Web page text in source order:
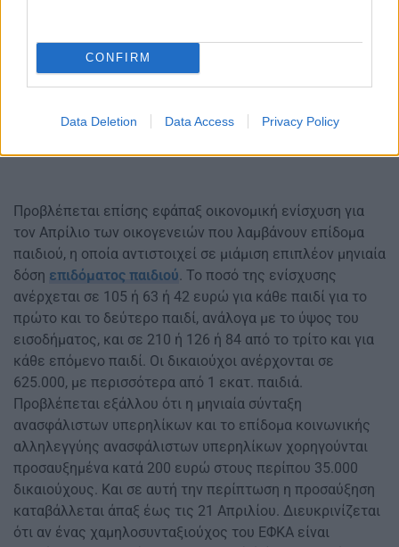
CONFIRM
Data Deletion Data Access Privacy Policy
Προβλέπεται επίσης εφάπαξ οικονομική ενίσχυση για
τον Απρίλιο των οικογενειών που λαμβάνουν επίδομα
παιδιού, η οποία αντιστοιχεί σε μιάμιση επιπλέον μηνιαία
δόση επιδόματος παιδιού. Το ποσό της ενίσχυσης
ανέρχεται σε 105 ή 63 ή 42 ευρώ για κάθε παιδί για το
πρώτο και το δεύτερο παιδί, ανάλογα με το ύψος του
εισοδήματος, και σε 210 ή 126 ή 84 από το τρίτο και για
κάθε επόμενο παιδί. Οι δικαιούχοι ανέρχονται σε
625.000, με περισσότερα από 1 εκατ. παιδιά.
Προβλέπεται εξάλλου ότι η μηνιαία σύνταξη
ανασφάλιστων υπερηλίκων και το επίδομα κοινωνικής
αλληλεγγύης ανασφάλιστων υπερηλίκων χορηγούνται
προσαυξημένα κατά 200 ευρώ στους περίπου 35.000
δικαιούχους. Και σε αυτή την περίπτωση η προσαύξηση
καταβάλλεται άπαξ έως τις 21 Απριλίου. Διευκρινίζεται
ότι αν ένας χαμηλοσυνταξιούχος του ΕΦΚΑ είναι